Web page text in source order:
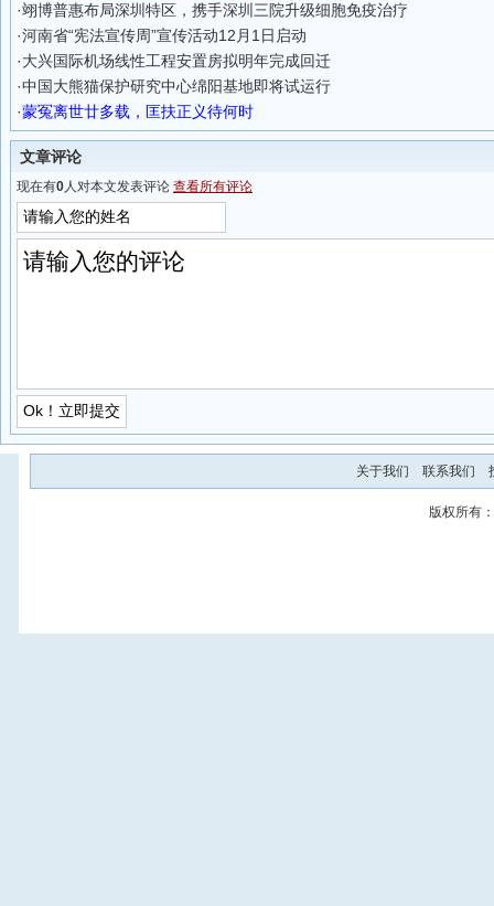
·翊博普惠布局深圳特区，携手深圳三院升级细胞免疫治疗
·河南省“宪法宣传周”宣传活动12月1日启动
·大兴国际机场线性工程安置房拟明年完成回迁
·中国大熊猫保护研究中心绵阳基地即将试运行
·蒙冤离世廿多载，匡扶正义待何时
文章评论
现在有0人对本文发表评论 查看所有评论
关于我们 联系我们
版权所有：